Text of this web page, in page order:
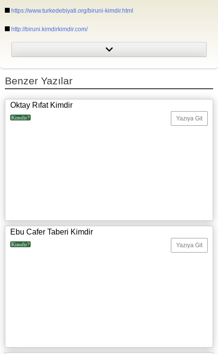
https://www.turkedebiyati.org/biruni-kimdir.html
http://biruni.kimdirkimdir.com/
http://www.gelisenbeyin.net/biruni.html
Benzer Yazılar
Oktay Rıfat Kimdir
Kimdir? Yazıya Git
Ebu Cafer Taberi Kimdir
Kimdir? Yazıya Git